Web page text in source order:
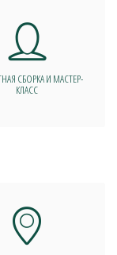
СБОРКА И МАСТЕР-
КЛАСС